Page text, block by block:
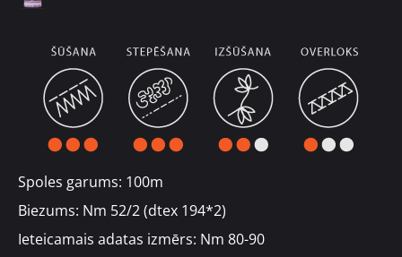
Spoles garums: 100m
Biezums: Nm 52/2 (dtex 194*2)
Ieteicamais adatas izmērs: Nm 80-90